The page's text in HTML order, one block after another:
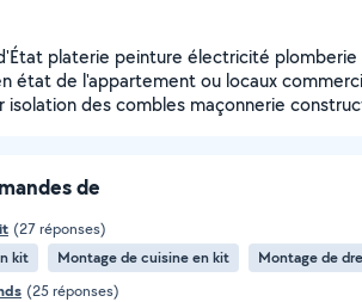
platerie peinture électricité plomberie
état de l'appartement ou locaux
des combles maçonnerie
de
(27 réponses)
kit
Montage de cuisine en kit Montage de
(25 réponses)